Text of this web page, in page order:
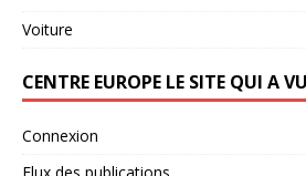
Voiture
CENTRE EUROPE LE SITE QUI A
Connexion
Flux des publications